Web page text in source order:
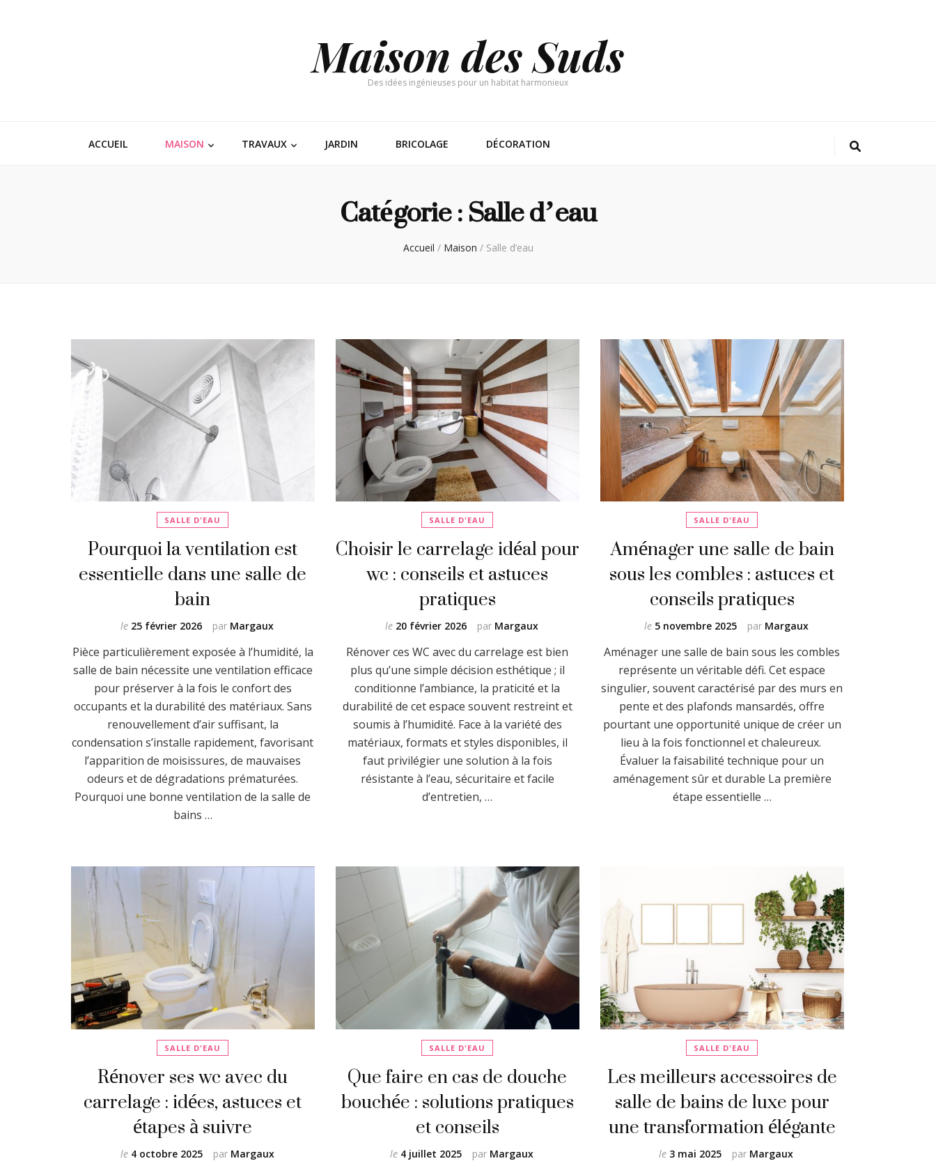
Maison des Suds
Des idées ingénieuses pour un habitat harmonieux
ACCUEIL MAISON TRAVAUX JARDIN BRICOLAGE DÉCORATION
Catégorie :Salle d’eau
Accueil / Maison / Salle d’eau
SALLE D'EAU
Pourquoi la ventilation est
essentielle dans une salle de
bain
par Margaux
le 25 février 2026
Pièce particulièrement exposée à l’humidité, la
salle de bain nécessite une ventilation efficace
pour préserver à la fois le confort des
occupants et la durabilité des matériaux. Sans
renouvellement d’air suffisant, la
condensation s’installe rapidement, favorisant
l’apparition de moisissures, de mauvaises
odeurs et de dégradations prématurées.
Pourquoi une bonne ventilation de la salle de
bains …
SALLE D'EAU
Choisir le carrelage idéal pour
wc : conseils et astuces
pratiques
par Margaux
le 20 février 2026
Rénover ces WC avec du carrelage est bien
plus qu’une simple décision esthétique ; il
conditionne l’ambiance, la praticité et la
durabilité de cet espace souvent restreint et
soumis à l’humidité. Face à la variété des
matériaux, formats et styles disponibles, il
faut privilégier une solution à la fois
résistante à l’eau, sécuritaire et facile
d’entretien, …
SALLE D'EAU
Aménager une salle de bain
sous les combles : astuces et
conseils pratiques
par Margaux
le 5 novembre 2025
Aménager une salle de bain sous les combles
représente un véritable défi. Cet espace
singulier, souvent caractérisé par des murs en
pente et des plafonds mansardés, offre
pourtant une opportunité unique de créer un
lieu à la fois fonctionnel et chaleureux.
Évaluer la faisabilité technique pour un
aménagement sûr et durable La première
étape essentielle …
SALLE D'EAU
Rénover ses wc avec du
carrelage : idées, astuces et
étapes à suivre
par Margaux
le 4 octobre 2025
SALLE D'EAU
Que faire en cas de douche
bouchée : solutions pratiques
et conseils
par Margaux
le 4 juillet 2025
SALLE D'EAU
Les meilleurs accessoires de
salle de bains de luxe pour
une transformation élégante
par Margaux
le 3 mai 2025